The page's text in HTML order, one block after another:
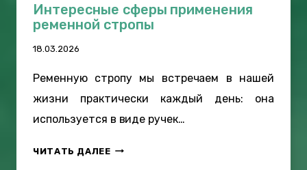
Интересные сферы применения
ременной стропы
18.03.2026
Ременную стропу мы встречаем в нашей
жизни практически каждый день: она
используется в виде ручек…
ЧИТАТЬ ДАЛЕЕИ